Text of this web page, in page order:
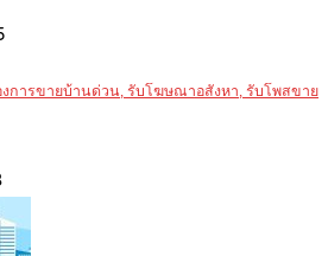
การขายบ้านด่วน, รับโฆษณาอสังหา, รับโพสขาย